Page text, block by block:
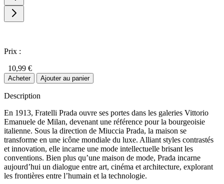
Prix :
10,99 €
Acheter Ajouter au panier
Description
En 1913, Fratelli Prada ouvre ses portes dans les galeries Vittorio
Emanuele de Milan, devenant une référence pour la bourgeoisie
italienne. Sous la direction de Miuccia Prada, la maison se
transforme en une icône mondiale du luxe. Alliant styles contrastés
et innovation, elle incarne une mode intellectuelle brisant les
conventions. Bien plus qu’une maison de mode, Prada incarne
aujourd’hui un dialogue entre art, cinéma et architecture, explorant
les frontières entre l’humain et la technologie.